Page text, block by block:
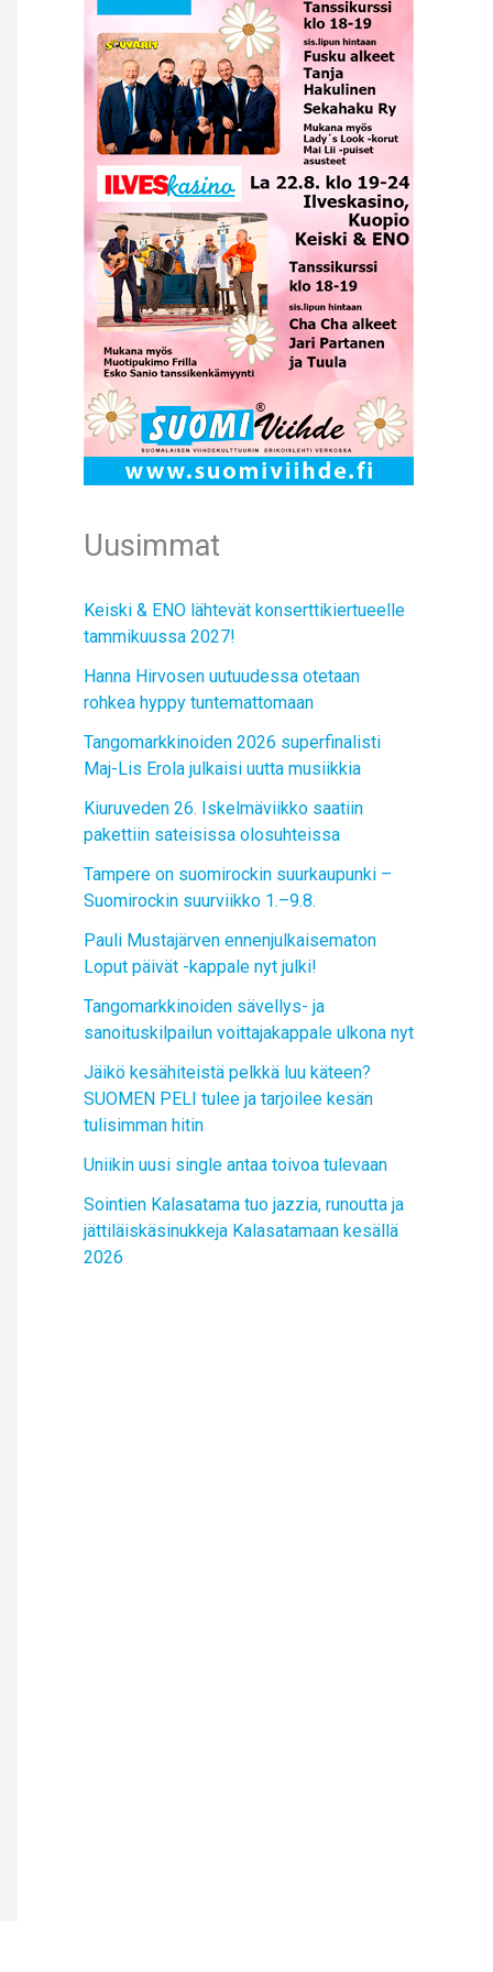
Uusimmat
Keiski & ENO lähtevät konserttikiertueelle
tammikuussa 2027!
Hanna Hirvosen uutuudessa otetaan
rohkea hyppy tuntemattomaan
Tangomarkkinoiden 2026 superfinalisti
Maj-Lis Erola julkaisi uutta musiikkia
Kiuruveden 26. Iskelmäviikko saatiin
pakettiin sateisissa olosuhteissa
Tampere on suomirockin suurkaupunki –
Suomirockin suurviikko 1.–9.8.
Pauli Mustajärven ennenjulkaisematon
Loput päivät -kappale nyt julki!
Tangomarkkinoiden sävellys- ja
sanoituskilpailun voittajakappale ulkona nyt
Jäikö kesähiteistä pelkkä luu käteen?
SUOMEN PELI tulee ja tarjoilee kesän
tulisimman hitin
Uniikin uusi single antaa toivoa tulevaan
Sointien Kalasatama tuo jazzia, runoutta ja
jättiläiskäsinukkeja Kalasatamaan kesällä
2026